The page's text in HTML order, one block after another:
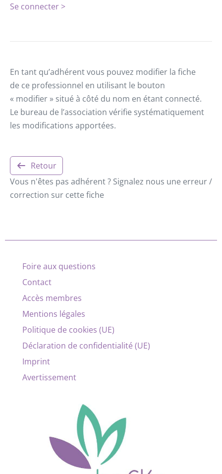
Se connecter >
En tant qu’adhérent vous pouvez modifier la fiche
de ce professionnel en utilisant le bouton
« modifier » situé à côté du nom en étant connecté.
Le bureau de l’association vérifie systématiquement
les modifications apportées.
Retour
Vous n'êtes pas adhérent ? Signalez nous une erreur /
correction sur cette fiche
Foire aux questions
Contact
Accès membres
Mentions légales
Politique de cookies (UE)
Déclaration de confidentialité (UE)
Imprint
Avertissement